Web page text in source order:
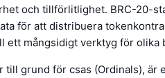
och tillförlitlighet. BRC-20-
för att distribuera
ett mångsidigt verktyg för olika
grund för csas (Ordinals), är